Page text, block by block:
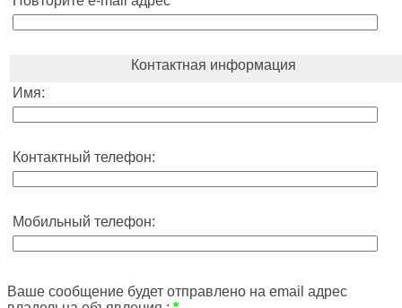
Контактная информация
Имя:
Контактный телефон:
Мобильный телефон:
Ваше сообщение будет отправлено на email адрес